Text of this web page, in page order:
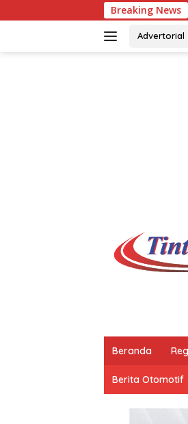
ke
Breaking News
Tanpa Izin DPMPTSP, Usaha
Advertorial
Beranda
Berita Otomotif